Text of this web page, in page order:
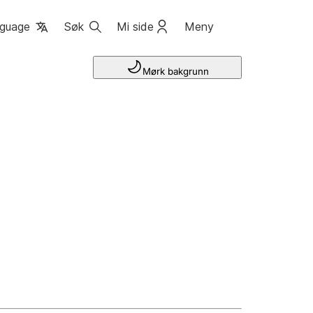
Søk Mi side Meny
Mørk bakgrunn